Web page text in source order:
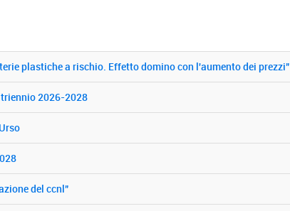
plastiche a rischio. Effetto domino con l'aumento dei prezzi"
2026-2028
del ccnl"